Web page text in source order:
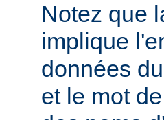
Notez que
implique
données
et le mot